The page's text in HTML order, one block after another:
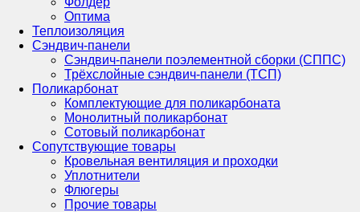
Оптима
Теплоизоляция
Сэндвич-панели
Сэндвич-панели поэлементной сборки (СППС)
Трёхслойные сэндвич-панели (ТСП)
Поликарбонат
Комплектующие для поликарбоната
Монолитный поликарбонат
Сотовый поликарбонат
Сопутствующие товары
Кровельная вентиляция и проходки
Уплотнители
Флюгеры
Прочие товары